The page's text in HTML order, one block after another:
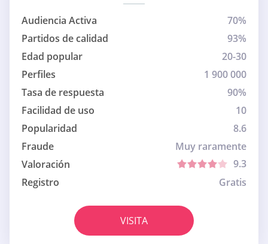
Audiencia Activa
70%
Partidos de calidad
93%
Edad popular
20-30
Perfiles
1 900 000
Tasa de respuesta
90%
Facilidad de uso
10
Popularidad
8.6
Fraude
Muy raramente
Valoración
9.3
Registro
Gratis
VISITA